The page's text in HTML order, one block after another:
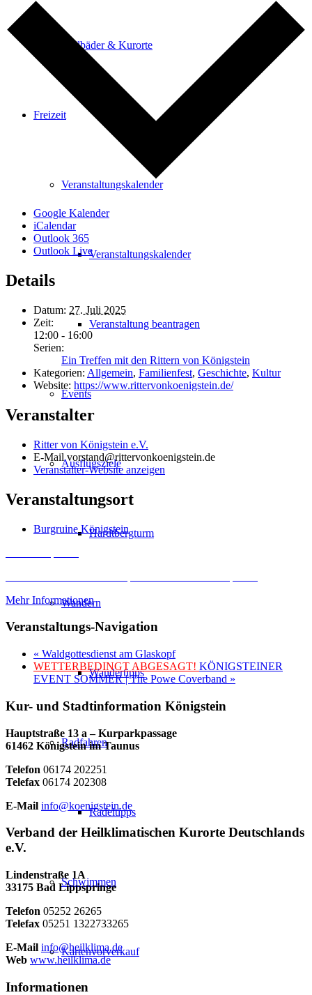
Heilbäder & Kurorte
Freizeit
Veranstaltungskalender
Veranstaltungskalender
Veranstaltung beantragen
Events
Ausflugsziele
Hardtbergturm
Wandern
Wandertipps
Radfahren
Radeltipps
Schwimmen
Kartenvorverkauf
Google Kalender
iCalendar
Outlook 365
Outlook Live
Details
Datum: 27. Juli 2025
Zeit:
12:00 - 16:00
Serien:
Ein Treffen mit den Rittern von Königstein
Kategorien: Allgemein, Familienfest, Geschichte, Kultur
Website: https://www.rittervonkoenigstein.de/
Veranstalter
Ritter von Königstein e.V.
E-Mailvorstand@rittervonkoenigstein.de
Veranstalter-Website anzeigen
Veranstaltungsort
Burgruine Königstein
Mehr Informationen
Veranstaltungs-Navigation
« Waldgottesdienst am Glaskopf
WETTERBEDINGT ABGESAGT! KÖNIGSTEINER
EVENT SOMMER | The Powe Coverband »
Kur- und Stadtinformation Königstein
Hauptstraße 13 a – Kurparkpassage
61462 Königstein im Taunus
Telefon 06174 202251
Telefax 06174 202308
E-Mail info@koenigstein.de
Verband der Heilklimatischen Kurorte Deutschlands
e.V.
Lindenstraße 1A
33175 Bad Lippspringe
Telefon 05252 26265
Telefax 05251 1322733265
E-Mail info@heilklima.de
Web www.heilklima.de
Informationen